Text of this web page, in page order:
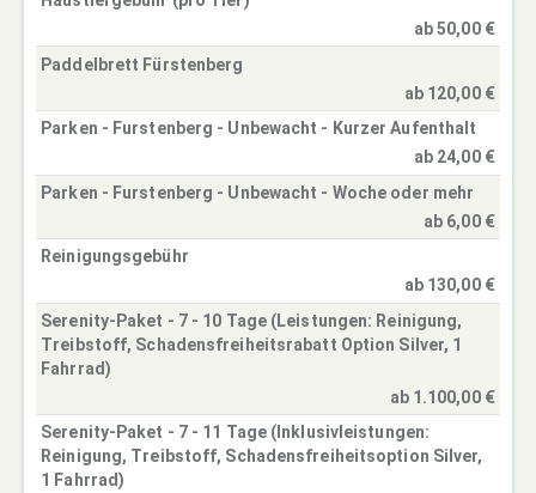
ab 50,00 €
Paddelbrett Fürstenberg
ab 120,00 €
Parken - Furstenberg - Unbewacht - Kurzer Aufenthalt
ab 24,00 €
Parken - Furstenberg - Unbewacht - Woche oder mehr
ab 6,00 €
Reinigungsgebühr
ab 130,00 €
Serenity-Paket - 7 - 10 Tage (Leistungen: Reinigung,
Treibstoff, Schadensfreiheitsrabatt Option Silver, 1
Fahrrad)
ab 1.100,00 €
Serenity-Paket - 7 - 11 Tage (Inklusivleistungen:
Reinigung, Treibstoff, Schadensfreiheitsoption Silver,
1 Fahrrad)